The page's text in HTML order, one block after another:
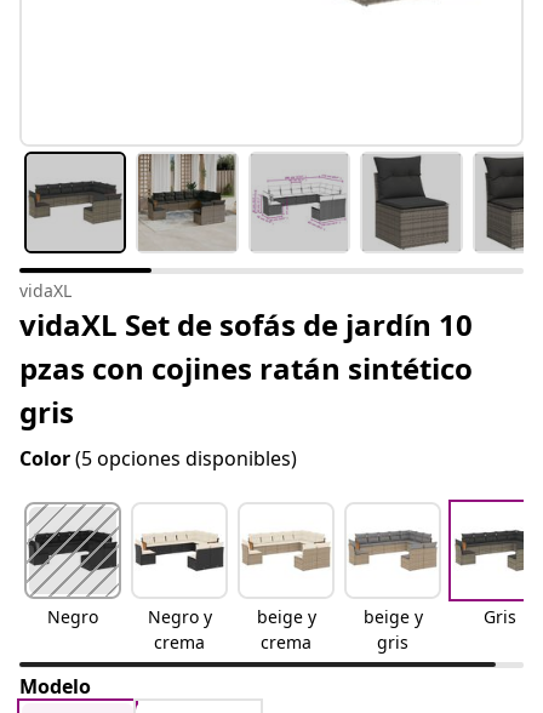
vidaXL
vidaXL Set de sofás de jardín 10
pzas con cojines ratán sintético
gris
Color(5 opciones disponibles)
Negro
Negro y
crema
beige y
crema
beige y
gris
Gris
Modelo